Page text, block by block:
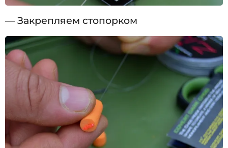
— Закрепляем стопорком